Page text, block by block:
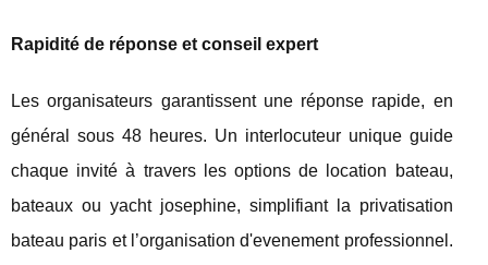
Rapidité de réponse et conseil expert
Les organisateurs garantissent une réponse rapide, en
général sous 48 heures. Un interlocuteur unique guide
chaque invité à travers les options de location bateau,
bateaux ou yacht josephine, simplifiant la privatisation
bateau paris et l’organisation d'evenement professionnel.